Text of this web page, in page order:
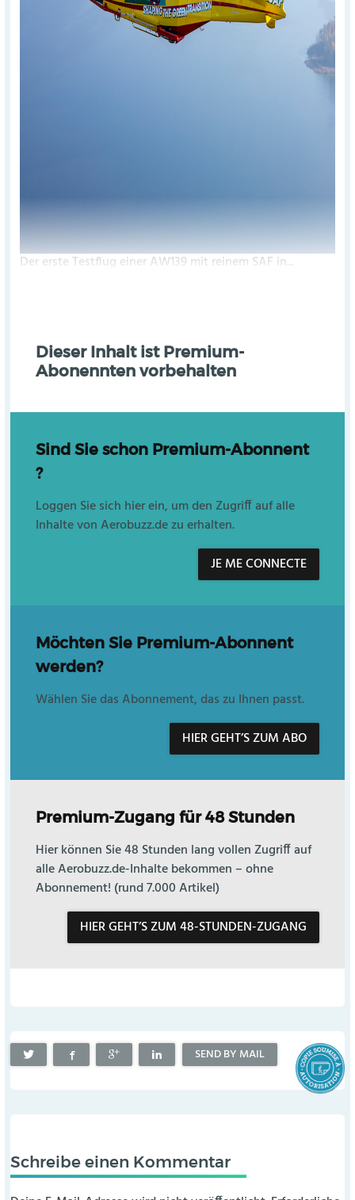
Der erste Testflug einer AW139 mit reinem SAF in...
Dieser Inhalt ist Premium-
Abonennten vorbehalten
Sind Sie schon Premium-Abonnent
?
Loggen Sie sich hier ein, um den Zugriff auf alle
Inhalte von Aerobuzz.de zu erhalten.
JE ME CONNECTE
Möchten Sie Premium-Abonnent
werden?
Wählen Sie das Abonnement, das zu Ihnen passt.
HIER GEHT’S ZUM ABO
Premium-Zugang für 48 Stunden
Hier können Sie 48 Stunden lang vollen Zugriff auf
alle Aerobuzz.de-Inhalte bekommen – ohne
Abonnement! (rund 7.000 Artikel)
HIER GEHT’S ZUM 48-STUNDEN-ZUGANG
SEND BY MAIL
Schreibe einen Kommentar